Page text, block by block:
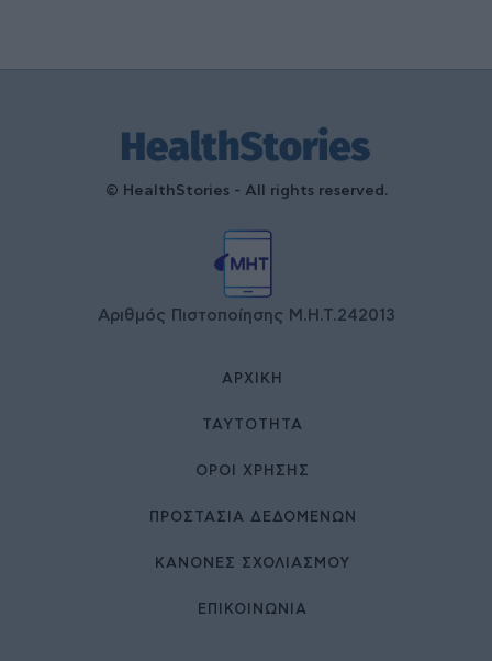
© HealthStories - All rights reserved.
Αριθμός Πιστοποίησης Μ.Η.Τ.242013
ΑΡΧΙΚΉ
ΤΑΥΤΌΤΗΤΑ
ΌΡΟΙ ΧΡΉΣΗΣ
ΠΡΟΣΤΑΣΙΑ ΔΕΔΟΜΕΝΩΝ
ΚΑΝΟΝΕΣ ΣΧΟΛΙΑΣΜΟΥ
ΕΠΙΚΟΙΝΩΝΊΑ